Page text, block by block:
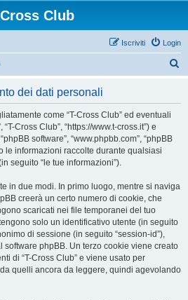
Club
Login
Iscriviti
dei dati personali
come “T-Cross Club” ed eventuali
Cross Club”, “https://www.t-cross.it”) e
software”, “www.phpbb.com”, “phpBB
le informazioni raccolte durante qualsiasi
seguito “le tue informazioni”).
in due modi. In primo luogo, mentre si naviga
creerà un certo numero di cookie, che
scaricati nei file temporanei del tuo
solo un identificativo utente (in seguito
di sessione (in seguito “session-id”),
software phpBB. Un terzo cookie viene creato
di “T-Cross Club” e viene usato per
quelli ancora da leggere, quindi agevolando